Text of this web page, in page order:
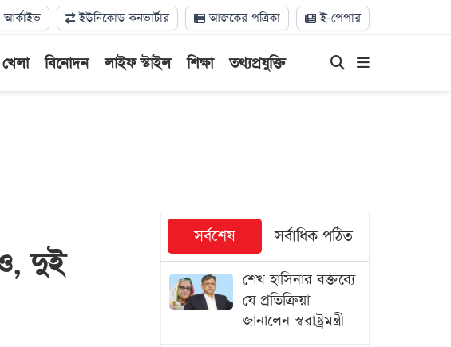
আর্কাইভ ইউনিকোড কনভার্টার আজকের পত্রিকা ই-পেপার
খেলা বিনোদন লাইফ স্টাইল শিক্ষা তথ্যপ্রযুক্তি
দুই
সর্বশেষ সর্বাধিক পঠিত
শেখ হাসিনার বক্তব্যে
যে প্রতিক্রিয়া
জানালেন স্বরাষ্ট্রমন্ত্রী